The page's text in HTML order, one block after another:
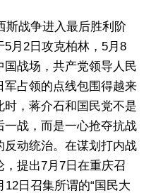
斯战争进入最后胜利阶
月2日攻克柏林，5月8
国战场，共产党领导人民
占领的点线包围得越来
，蒋介石和国民党不是
战，而是一心抢夺抗战
动统治。在谋划打内战
提出7月7日在重庆召
日召集所谓的“国民大